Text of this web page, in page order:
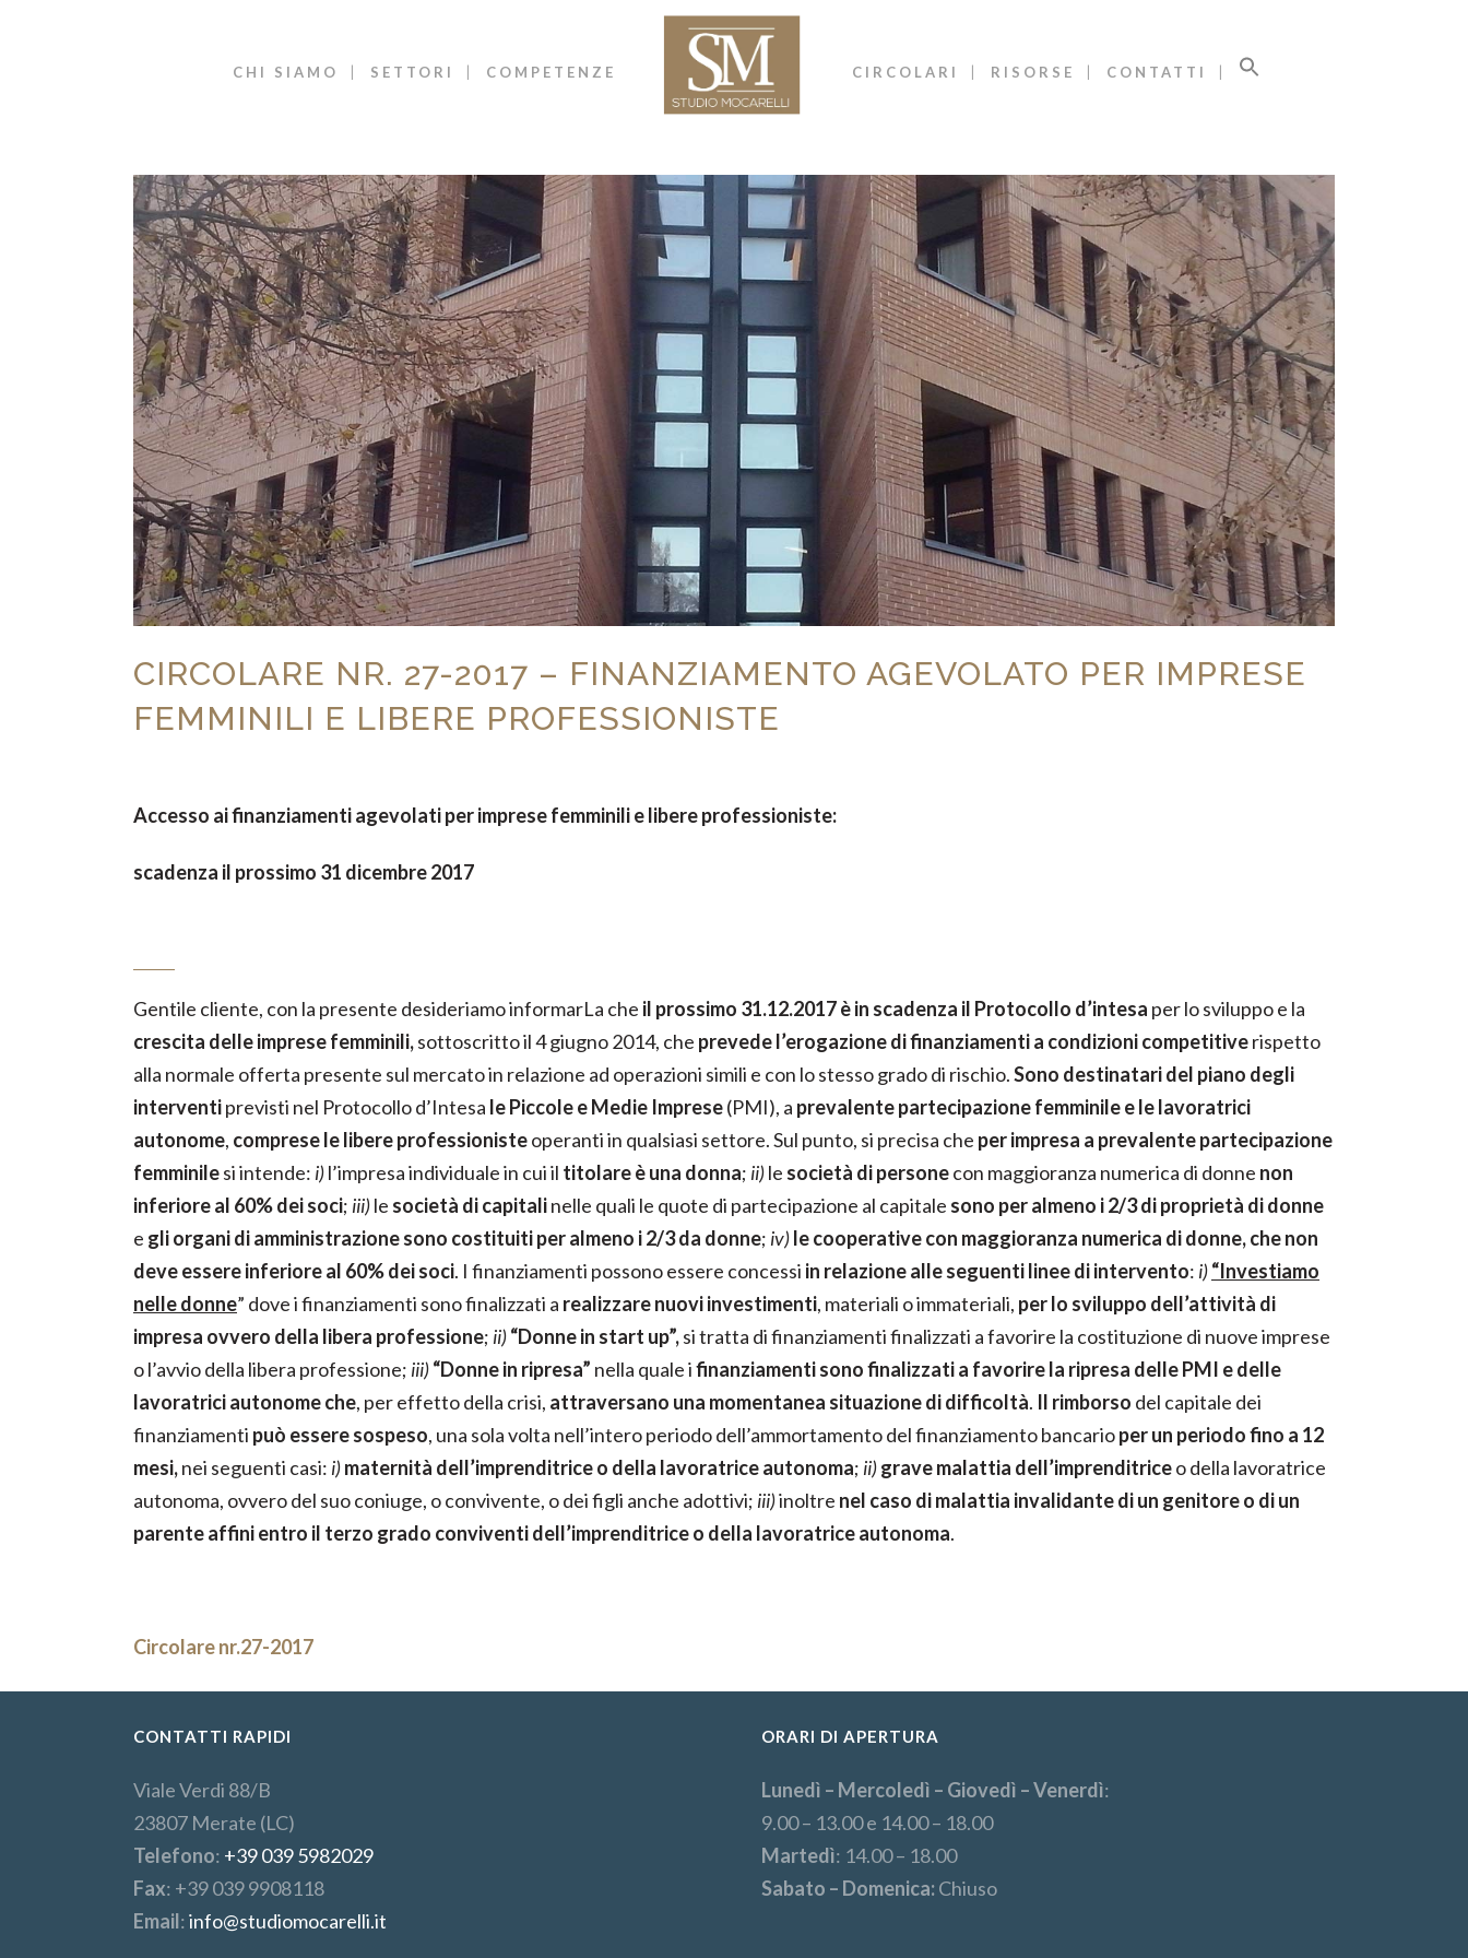
CHI SIAMO SETTORI COMPETENZE CIRCOLARI RISORSE CONTATTI
CIRCOLARE NR. 27-2017 – FINANZIAMENTO AGEVOLATO PER IMPRESE
FEMMINILI E LIBERE PROFESSIONISTE
Accesso ai finanziamenti agevolati per imprese femminili e libere professioniste:
scadenza il prossimo 31 dicembre 2017
Gentile cliente, con la presente desideriamo informarLa che il prossimo 31.12.2017 è in scadenza il Protocollo d’intesa per lo sviluppo e la
crescita delle imprese femminili,sottoscritto il 4 giugno 2014, che prevede l’erogazione di finanziamenti a condizioni competitiverispetto
alla normale offerta presente sul mercato in relazione ad operazioni simili e con lo stesso grado di rischio.Sono destinatari del piano degli
interventiprevisti nel Protocollo d’Intesa le Piccole e Medie Imprese(PMI), a prevalente partecipazione femminile e le lavoratrici
autonome, comprese le libere professionisteoperanti in qualsiasi settore. Sul punto, si precisa che per impresa a prevalente partecipazione
femminilesi intende: i)l’impresa individuale in cui il titolare è una donna; ii)le società di personecon maggioranza numerica di donne non
inferiore al 60% dei soci; iii)le società di capitalinelle quali le quote di partecipazione al capitale sono per almeno i 2/3 di proprietà di donne
e gli organi di amministrazionesono costituiti per almeno i 2/3 da donne; iv)le cooperative con maggioranza numerica di donne,che non
deve essere inferiore al 60% dei soci. I finanziamenti possono essere concessi in relazione alle seguenti linee di intervento: i)“Investiamo
nelle donne” dove i finanziamenti sono finalizzati a realizzare nuovi investimenti, materiali o immateriali, per lo sviluppo dell’attività di
impresa ovvero della libera professione; ii)“Donne in start up”,si tratta di finanziamenti finalizzati a favorire la costituzione di nuove imprese
o l’avvio della libera professione; iii)“Donne in ripresa” nella quale ifinanziamenti sono finalizzati a favorire la ripresa delle PMI e delle
lavoratrici autonome che, per effetto della crisi, attraversano una momentanea situazione di difficoltà. Il rimborso del capitale dei
finanziamenti può essere sospeso, una sola volta nell’intero periodo dell’ammortamento del finanziamento bancarioper un periodo fino a 12
mesi,nei seguenti casi: i)maternità dell’imprenditrice o della lavoratrice autonoma; ii)grave malattia dell’imprenditriceo della lavoratrice
autonoma, ovvero del suo coniuge, o convivente, o dei figli anche adottivi; iii)inoltre nel caso di malattia invalidante di un genitore o di un
parente affini entro il terzo grado conviventi dell’imprenditrice o della lavoratrice autonoma.
Circolare nr.27-2017
CONTATTI RAPIDI
Viale Verdi 88/B
23807 Merate (LC)
Telefono: +39 039 5982029
Fax: +39 039 9908118
Email:info@studiomocarelli.it
ORARI DI APERTURA
Lunedì – Mercoledì – Giovedì – Venerdì:
9.00 – 13.00 e 14.00 – 18.00
Martedì: 14.00 – 18.00
Sabato – Domenica:Chiuso